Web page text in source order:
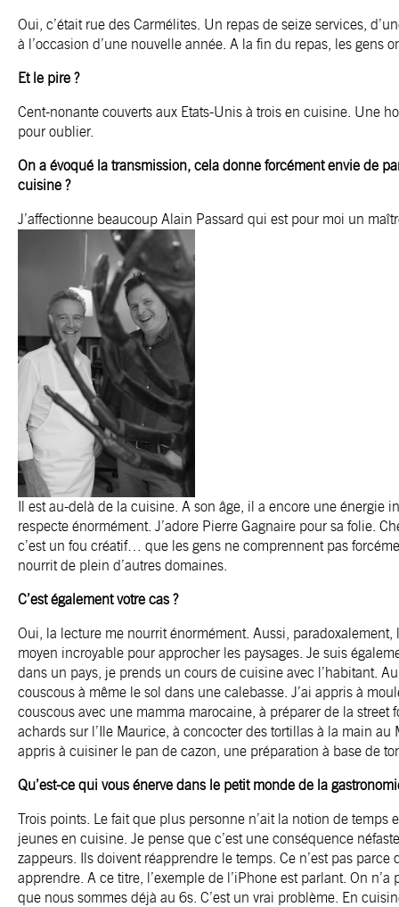
Oui, c’était rue des Carmélites. Un repas de seize services,
à l’occasion d’une nouvelle année. A la fin du repas, les gens
Et le pire ?
Cent-nonante couverts aux Etats-Unis à trois en cuisine. Une
pour oublier.
On a évoqué la transmission, cela donne forcément envie de
cuisine ?
J’affectionne beaucoup Alain Passard qui est pour moi un
Il est au-delà de la cuisine. A son âge, il a encore une énergie
respecte énormément. J’adore Pierre Gagnaire pour sa folie.
c’est un fou créatif… que les gens ne comprennent pas
nourrit de plein d’autres domaines.
C’est également votre cas ?
Oui, la lecture me nourrit énormément. Aussi, paradoxalement,
moyen incroyable pour approcher les paysages. Je suis
dans un pays, je prends un cours de cuisine avec l’habitant.
couscous à même le sol dans une calebasse. J’ai appris à
couscous avec une mamma marocaine, à préparer de la street
achards sur l’Ile Maurice, à concocter des tortillas à la main
appris à cuisiner le pan de cazon, une préparation à base de
Qu’est-ce qui vous énerve dans le petit monde de la
Trois points. Le fait que plus personne n’ait la notion de temps
jeunes en cuisine. Je pense que c’est une conséquence
zappeurs. Ils doivent réapprendre le temps. Ce n’est pas
apprendre. A ce titre, l’exemple de l’iPhone est parlant. On
que nous sommes déjà au 6s. C’est un vrai problème. En